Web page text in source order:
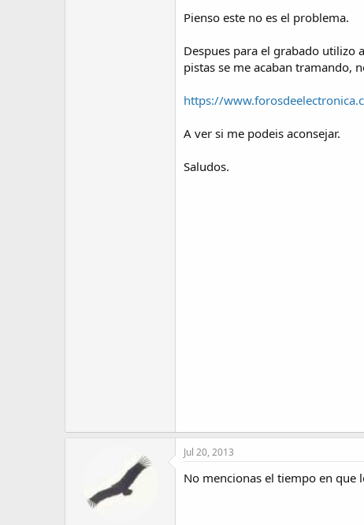
Pienso este no es el problema.
Despues para el grabado utilizo
pistas se me acaban tramando,
https://
A ver si me podeis aconsejar.
Saludos.
Jul 20, 2013
No mencionas el tiempo en que